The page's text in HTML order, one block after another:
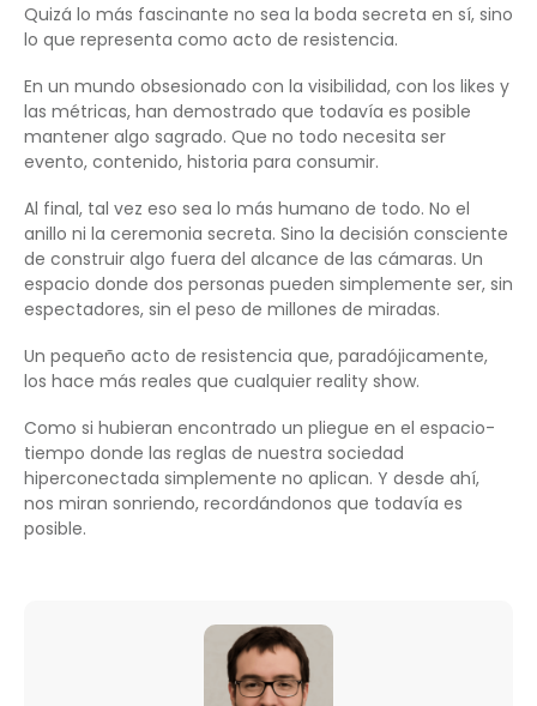
Quizá lo más fascinante no sea la boda secreta en sí, sino
lo que representa como acto de resistencia.
En un mundo obsesionado con la visibilidad, con los likes y
las métricas, han demostrado que todavía es posible
mantener algo sagrado. Que no todo necesita ser
evento, contenido, historia para consumir.
Al final, tal vez eso sea lo más humano de todo. No el
anillo ni la ceremonia secreta. Sino la decisión consciente
de construir algo fuera del alcance de las cámaras. Un
espacio donde dos personas pueden simplemente ser, sin
espectadores, sin el peso de millones de miradas.
Un pequeño acto de resistencia que, paradójicamente,
los hace más reales que cualquier reality show.
Como si hubieran encontrado un pliegue en el espacio-
tiempo donde las reglas de nuestra sociedad
hiperconectada simplemente no aplican. Y desde ahí,
nos miran sonriendo, recordándonos que todavía es
posible.